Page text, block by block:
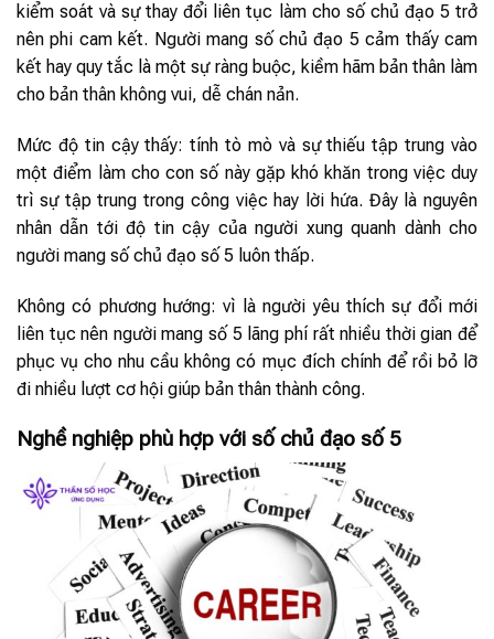
kiểm soát và sự thay đổi liên tục làm cho số chủ đạo 5 trở
nên phi cam kết. Người mang số chủ đạo 5 cảm thấy cam
kết hay quy tắc là một sự ràng buộc, kiềm hãm bản thân làm
cho bản thân không vui, dễ chán nản.
Mức độ tin cậy thấy: tính tò mò và sự thiếu tập trung vào
một điểm làm cho con số này gặp khó khăn trong việc duy
trì sự tập trung trong công việc hay lời hứa. Đây là nguyên
nhân dẫn tới độ tin cậy của người xung quanh dành cho
người mang số chủ đạo số 5 luôn thấp.
Không có phương hướng: vì là người yêu thích sự đổi mới
liên tục nên người mang số 5 lãng phí rất nhiều thời gian để
phục vụ cho nhu cầu không có mục đích chính để rồi bỏ lỡ
đi nhiều lượt cơ hội giúp bản thân thành công.
Nghề nghiệp phù hợp với số chủ đạo số 5